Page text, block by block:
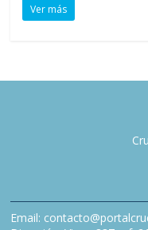
Ver más
Email: